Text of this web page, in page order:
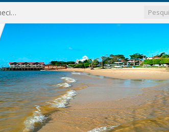
Audiência Pública que tem como objetivo discutir o TEMA: “Fornecimento de Energia Elétrica em Debate: Tarifas, Qualidade e Atendimento dos Serviços”